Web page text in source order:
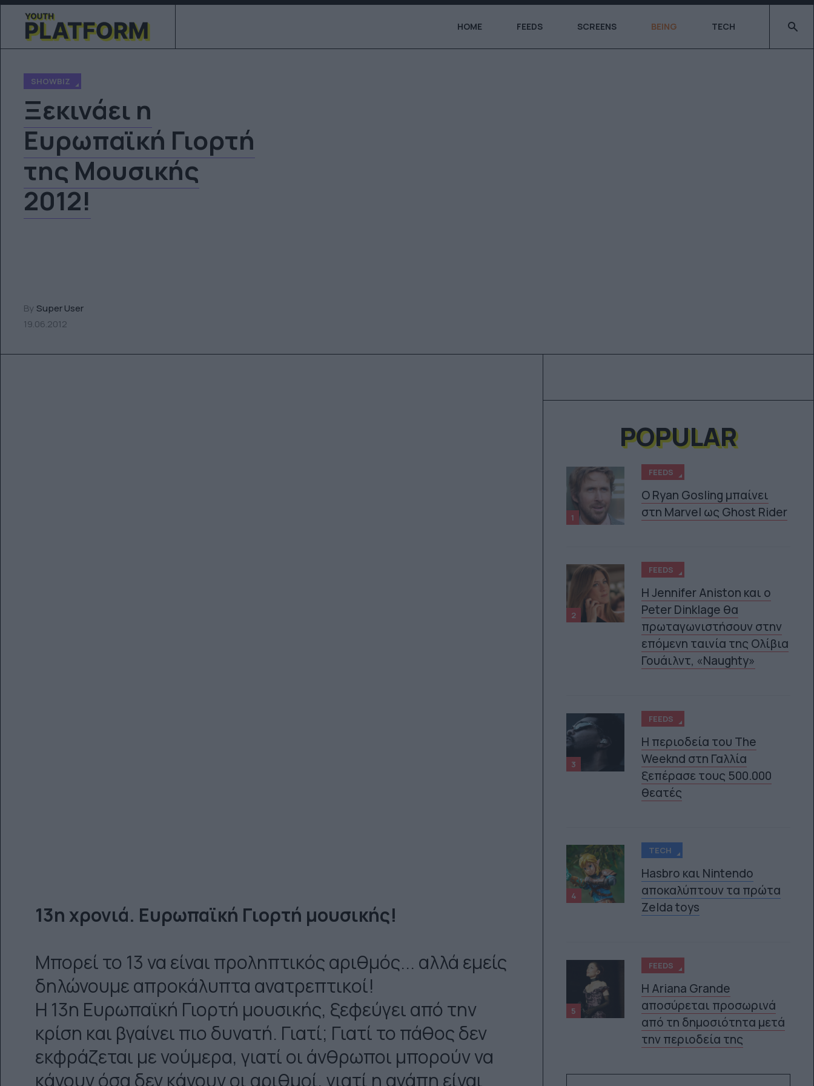
HOME FEEDS SCREENS BEING TECH Type
SHOWBIZ
Ξεκινάει η
Ευρωπαϊκή Γιορτή
της Μουσικής
2012!
BySuper User
19.06.2012
13η χρονιά. Ευρωπαϊκή Γιορτή μουσικής!
Μπορεί το 13 να είναι προληπτικός αριθμός... αλλά εμείς
δηλώνουμε απροκάλυπτα ανατρεπτικοί!
Η 13η Ευρωπαϊκή Γιορτή μουσικής, ξεφεύγει από την
κρίση και βγαίνει πιο δυνατή. Γιατί; Γιατί το πάθος δεν
εκφράζεται με νούμερα, γιατί οι άνθρωποι μπορούν να
κάνουν όσα δεν κάνουν οι αριθμοί, γιατί η αγάπη είναι
POPULAR
1
FEEDS
Ο Ryan Gosling μπαίνει
στη Marvel ως Ghost Rider
2
FEEDS
Η Jennifer Aniston και ο
Peter Dinklage θα
πρωταγωνιστήσουν στην
επόμενη ταινία της Ολίβια
Γουάιλντ, «Naughty»
3
FEEDS
Η περιοδεία του The
Weeknd στη Γαλλία
ξεπέρασε τους 500.000
θεατές
4
TECH
Hasbro και Nintendo
αποκαλύπτουν τα πρώτα
Zelda toys
5
FEEDS
Η Ariana Grande
αποσύρεται προσωρινά
από τη δημοσιότητα μετά
την περιοδεία της